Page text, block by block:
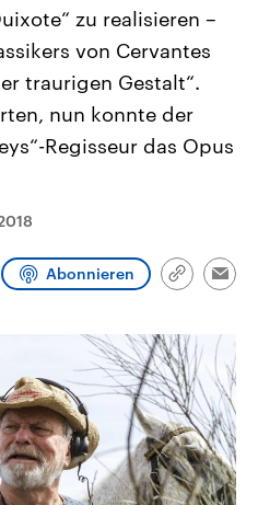
aus
Aktuelle Beiträge,
Hintergründe
Wirtschaftlich und
gehören die Vereinigten
den mächtigsten Ländern
mit großem Einfluss auf
aktuelle Weltgeschehen.
zu realisieren –
von Cervantes
traurigen Gestalt“.
nun konnte der
Regisseur das Opus
Abonnieren
Link